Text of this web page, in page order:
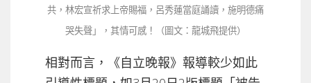
共，林宏宣祈求上帝賜福，呂秀蓮當庭誦讀，施明德痛
哭失聲」，其情可感！（圖文：龍城飛提供）
相對而言，《自立晚報》報導較少如此